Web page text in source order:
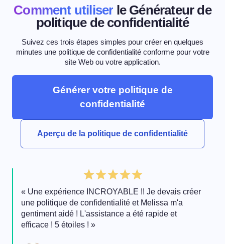
Comment utiliser le Générateur de
politique de confidentialité
Suivez ces trois étapes simples pour créer en quelques
minutes une politique de confidentialité conforme pour votre
site Web ou votre application.
Générer votre politique de
confidentialité
Aperçu de la politique de confidentialité
« Une expérience INCROYABLE !! Je devais créer
une politique de confidentialité et Melissa m'a
gentiment aidé ! L'assistance a été rapide et
efficace ! 5 étoiles ! »